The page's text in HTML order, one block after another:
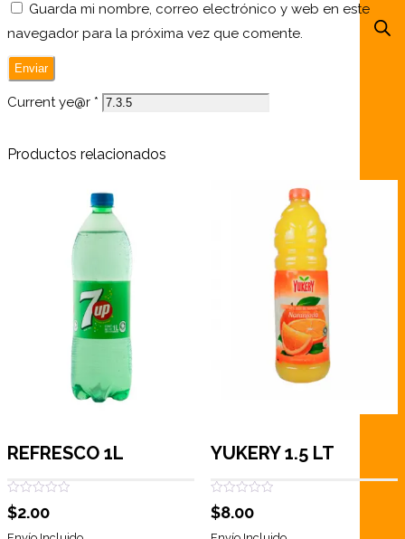
Guarda mi nombre, correo electrónico y web en este
navegador para la próxima vez que comente.
Current ye@r *
Productos relacionados
REFRESCO 1L
Valorado
con
de
$2.00
YUKERY 1.5 LT
Valorado
con
de
$8.00